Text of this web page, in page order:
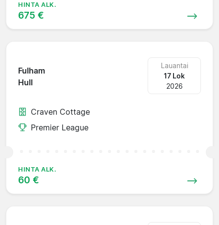
HINTA ALK.
675 €
Fulham
Hull
Lauantai
17 Lok
2026
Craven Cottage
Premier League
HINTA ALK.
60 €